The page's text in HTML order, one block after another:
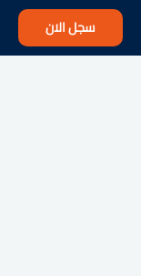
سجل الان